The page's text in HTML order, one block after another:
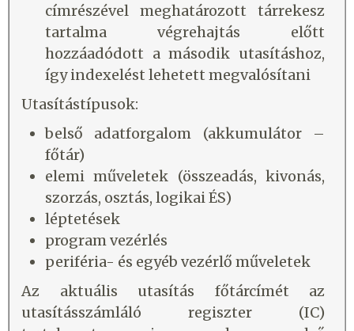
címrészével meghatározott tárrekesz
tartalma végrehajtás előtt
hozzáadódott a második utasításhoz,
így indexelést lehetett megvalósítani
Utasítástípusok:
belső adatforgalom (akkumulátor –
főtár)
elemi műveletek (összeadás, kivonás,
szorzás, osztás, logikai ÉS)
léptetések
program vezérlés
periféria- és egyéb vezérlő műveletek
Az aktuális utasítás főtárcímét az
utasításszámláló regiszter (IC)